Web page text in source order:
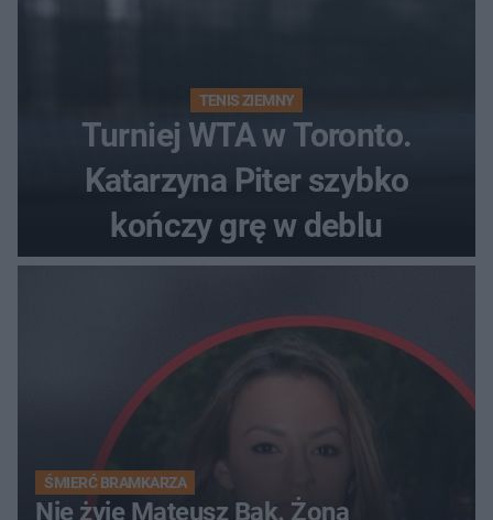
TENIS ZIEMNY
Turniej WTA w Toronto.
Katarzyna Piter szybko
kończy grę w deblu
ŚMIERĆ BRAMKARZA
Nie żyje Mateusz Bąk. Żona